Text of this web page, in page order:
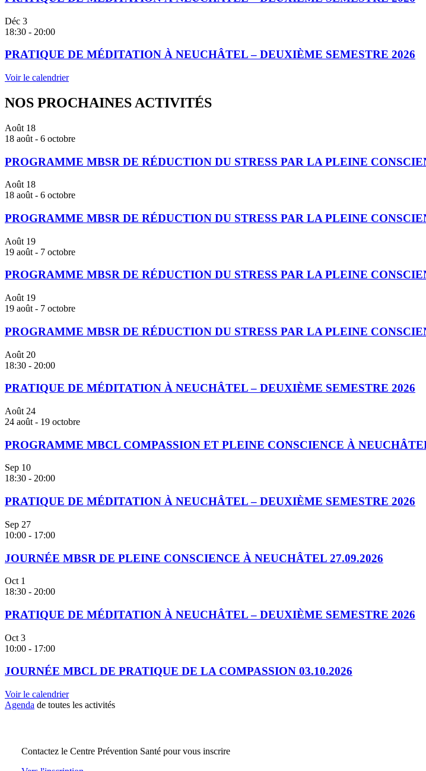
Déc 3
18:30 - 20:00
PRATIQUE DE MÉDITATION À NEUCHÂTEL – DEUXIÈME SEMESTRE 2026
Voir le calendrier
NOS PROCHAINES ACTIVITÉS
Août 18
18 août - 6 octobre
PROGRAMME MBSR DE RÉDUCTION DU STRESS PAR LA PLEINE
Août 18
18 août - 6 octobre
PROGRAMME MBSR DE RÉDUCTION DU STRESS PAR LA PLEINE
Août 19
19 août - 7 octobre
PROGRAMME MBSR DE RÉDUCTION DU STRESS PAR LA PLEINE
Août 19
19 août - 7 octobre
PROGRAMME MBSR DE RÉDUCTION DU STRESS PAR LA PLEINE
Août 20
18:30 - 20:00
PRATIQUE DE MÉDITATION À NEUCHÂTEL – DEUXIÈME SEMESTRE 2026
Août 24
24 août - 19 octobre
PROGRAMME MBCL COMPASSION ET PLEINE CONSCIENCE À
Sep 10
18:30 - 20:00
PRATIQUE DE MÉDITATION À NEUCHÂTEL – DEUXIÈME SEMESTRE 2026
Sep 27
10:00 - 17:00
JOURNÉE MBSR DE PLEINE CONSCIENCE À NEUCHÂTEL 27.09.2026
Oct 1
18:30 - 20:00
PRATIQUE DE MÉDITATION À NEUCHÂTEL – DEUXIÈME SEMESTRE 2026
Oct 3
10:00 - 17:00
JOURNÉE MBCL DE PRATIQUE DE LA COMPASSION 03.10.2026
Voir le calendrier
Agenda de toutes les activités
Contactez le Centre Prévention Santé pour vous inscrire